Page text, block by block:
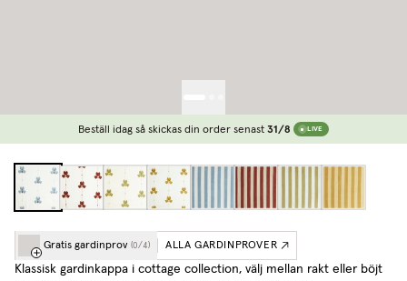
Beställ idag så skickas din order senast 31/8 LIVE
Gratis gardinprov (0/4) ALLA GARDINPROVER
Klassisk gardinkappa i cottage collection, välj mellan rakt eller böjt